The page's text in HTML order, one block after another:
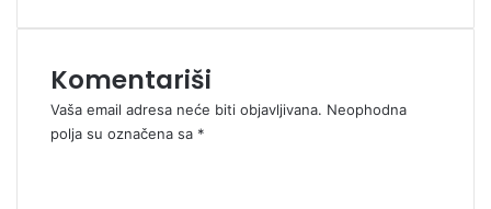
Komentariši
Vaša email adresa neće biti objavljivana. Neophodna
polja su označena sa *